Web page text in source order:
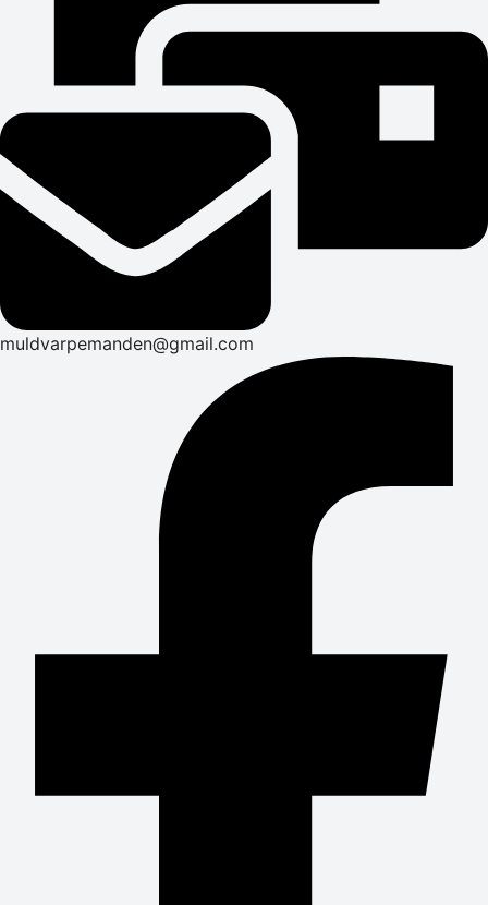
muldvarpemanden@gmail.com